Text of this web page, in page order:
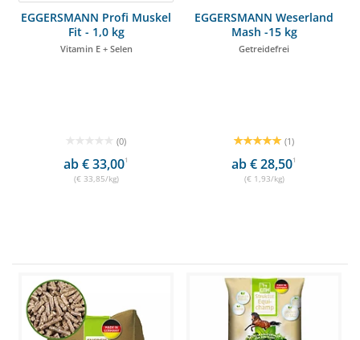
EGGERSMANN Profi Muskel
Fit - 1,0 kg
Vitamin E + Selen
(0)
ab € 33,001
(€ 33,85/kg)
EGGERSMANN Weserland
Mash -15 kg
Getreidefrei
(1)
ab € 28,501
(€ 1,93/kg)